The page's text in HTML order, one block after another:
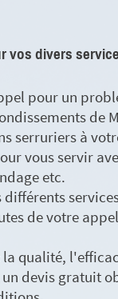
vos divers
pour un
de
à
vous servir
etc.
de votre
qualité,
devis gratuit